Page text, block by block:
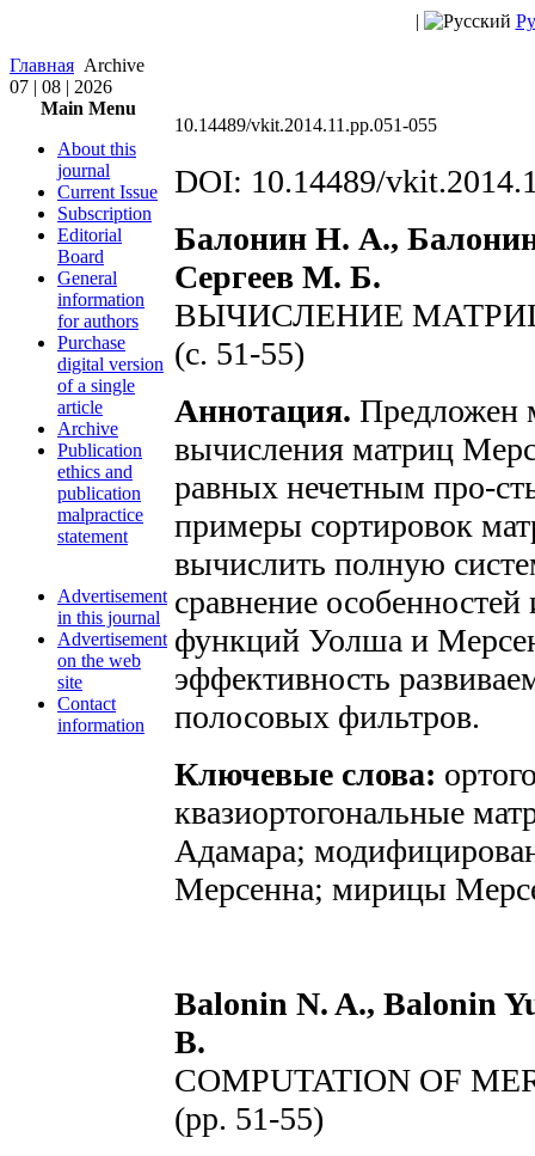
|
Главная Archive
07 | 08 | 2026
Main Menu
About this
journal
Current Issue
Subscription
Editorial
Board
General
information
for authors
Purchase
digital version
of a single
article
Archive
Publication
ethics and
publication
malpractice
statement
Advertisement
in this journal
Advertisement
on the web
site
Contact
information
10.14489/vkit.2014.11.pp.051-055
DOI: 10.14489/
Балонин Н. А.,
Сергеев М. Б.
ВЫЧИСЛЕНИЕ
(с. 51-55)
Аннотация. Предложен
вычисления матриц
равных нечетным про-
примеры сортировок
вычислить полную
сравнение
функций Уолша и
эффективность
полосовых фильтров.
Ключевые слова:
квазиортогональные
Адамара;
Мерсенна; мирицы
Balonin N. A., Balonin
B.
COMPUTATION OF
(pp. 51-55)